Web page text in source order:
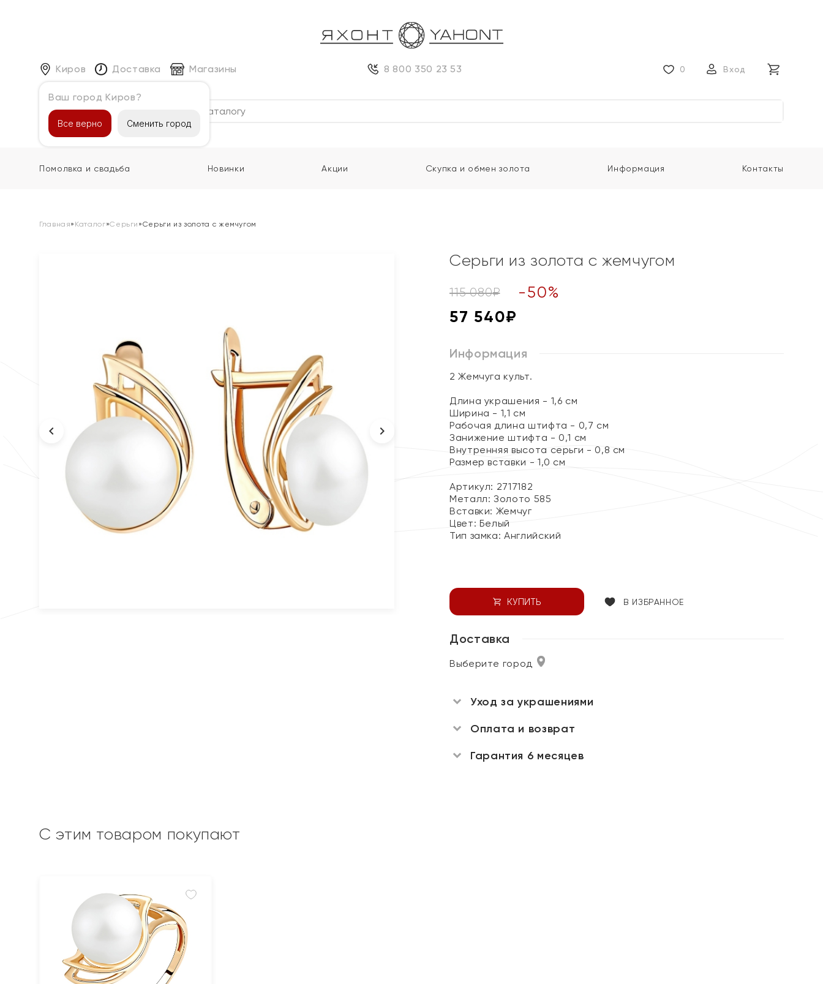
Киров
Ваш город Киров?
Все верно Сменить город
Доставка Магазины 8 800 350 23 53 0 Вход
Каталог
Помолвка и свадьба Новинки Акции Скупка и обмен золота Информация Контакты
Главная» Каталог»Серьги »Серьги из золота с жемчугом
Серьги из золота с жемчугом
115 080₽ -50%
57 540₽
Информация
2 Жемчуга культ.
Длина украшения - 1,6 см
Ширина - 1,1 см
Рабочая длина штифта - 0,7 см
Занижение штифта - 0,1 см
Внутренняя высота серьги - 0,8 см
Размер вставки - 1,0 см
Артикул: 2717182
Металл:Золото 585
Вставки: Жемчуг
Цвет: Белый
Тип замка:Английский
КУПИТЬ В ИЗБРАННОЕ
Доставка
Выберите город
Уход за украшениями
Оплата и возврат
Гарантия 6 месяцев
С этим товаром покупают